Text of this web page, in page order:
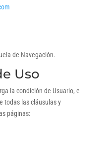
de Navegación.
Uso
la condición de Usuario, e
todas las cláusulas y
páginas: